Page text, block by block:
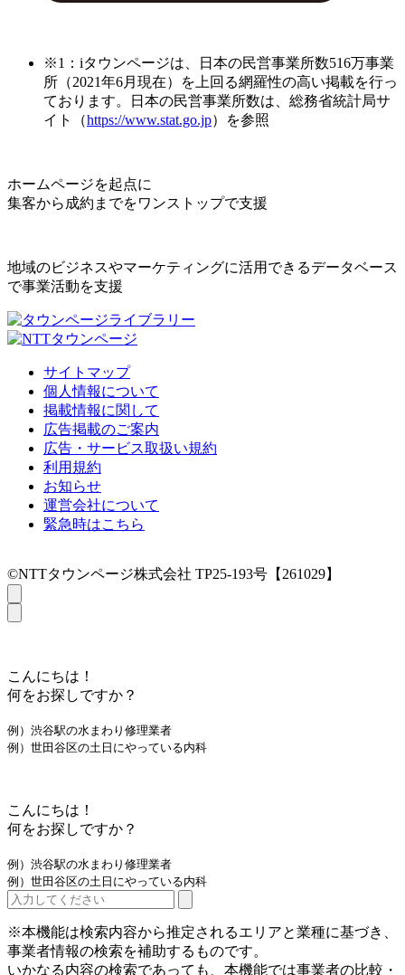
※1：iタウンページは、日本の民営事業所数516万事業
所（2021年6月現在）を上回る網羅性の高い掲載を行っ
ております。日本の民営事業所数は、総務省統計局サ
イト（https://www.stat.go.jp）を参照
ホームページを起点に
集客から成約までをワンストップで支援
地域のビジネスやマーケティングに活用できるデータベース
で事業活動を支援
サイトマップ
個人情報について
掲載情報に関して
広告掲載のご案内
広告・サービス取扱い規約
利用規約
お知らせ
運営会社について
緊急時はこちら
©NTTタウンページ株式会社 TP25-193号【261029】
こんにちは！
何をお探しですか？
例）渋谷駅の水まわり修理業者
例）世田谷区の土日にやっている内科
こんにちは！
何をお探しですか？
例）渋谷駅の水まわり修理業者
例）世田谷区の土日にやっている内科
※本機能は検索内容から推定されるエリアと業種に基づき、
事業者情報の検索を補助するものです。
いかなる内容の検索であっても、本機能では事業者の比較・